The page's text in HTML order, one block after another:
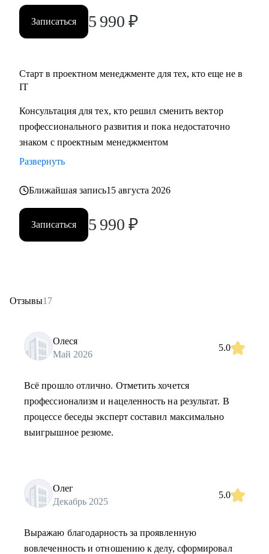
Записаться 5 990 ₽
Старт в проектном менеджменте для тех, кто еще не в
IT
Консультация для тех, кто решил сменить вектор
профессионального развития и пока недостаточно
знаком с проектным менеджментом
Развернуть
Ближайшая запись15 августа 2026
Записаться 5 990 ₽
Отзывы17
Олеся
Май 2026
5.0
Всё прошло отлично. Отметить хочется
профессионализм и нацеленность на результат. В
процессе беседы эксперт составил максимально
выигрышное резюме.
Олег
Декабрь 2025
5.0
Выражаю благодарность за проявленную
вовлеченность и отношению к делу, сформировал